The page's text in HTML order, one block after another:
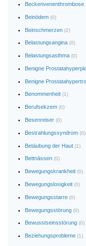
Beckenvenenthrombose
Beinödem (0)
Beinschmerzen (2)
Belastungsangina (0)
Belastungsasthma (0)
Benigne
Benigne
Benommenheit (1)
Berufsekzem (0)
Besenreiser (0)
Bestrahlungssyndrom (0)
Betäubung der Haut (1)
Bettnässen (0)
Bewegungskrankheit (0)
Bewegungslosigkeit (0)
Bewegungsstarre (0)
Bewegungsstörung (0)
Bewusstseinsstörung (0)
Beziehungsprobleme (1)